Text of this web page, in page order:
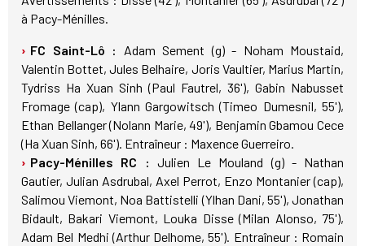
à Pacy-Ménilles.
FC Saint-Lô :
Adam Sement (g) - Noham Moustaid,
Valentin Bottet, Jules Belhaire, Joris Vaultier, Marius Martin,
Tydriss Ha Xuan Sinh (Paul Fautrel, 36'), Gabin Nabusset
Fromage (cap), Ylann Gargowitsch (Timeo Dumesnil, 55'),
Ethan Bellanger (Nolann Marie, 49'), Benjamin Gbamou Cece
(Ha Xuan Sinh, 66'). Entraîneur : Maxence Guerreiro.
Pacy-Ménilles RC : Julien Le Mouland (g) - Nathan
Gautier, Julian Asdrubal, Axel Perrot, Enzo Montanier (cap),
Salimou Viemont, Noa Battistelli (Ylhan Dani, 55'), Jonathan
Bidault, Bakari Viemont, Louka Disse (Milan Alonso, 75'),
Adam Bel Medhi (Arthur Delhome, 55'). Entraîneur : Romain